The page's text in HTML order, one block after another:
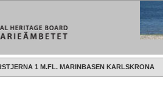
1 M.FL. MARINBASEN KARLSKRONA